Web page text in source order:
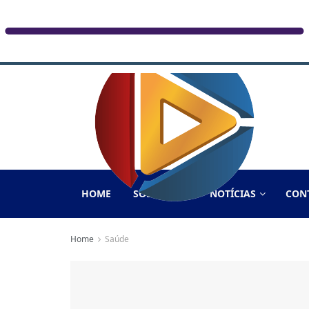
HOME SOBRE NÓS NOTÍCIAS
Home Saúde